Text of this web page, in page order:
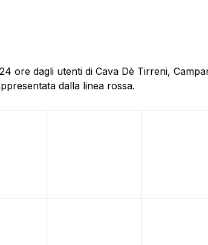
ore dagli utenti di Cava Dè Tirreni,
dalla linea rossa.